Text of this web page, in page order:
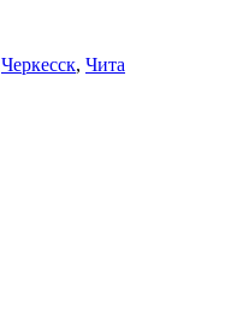
Черкесск, Чита